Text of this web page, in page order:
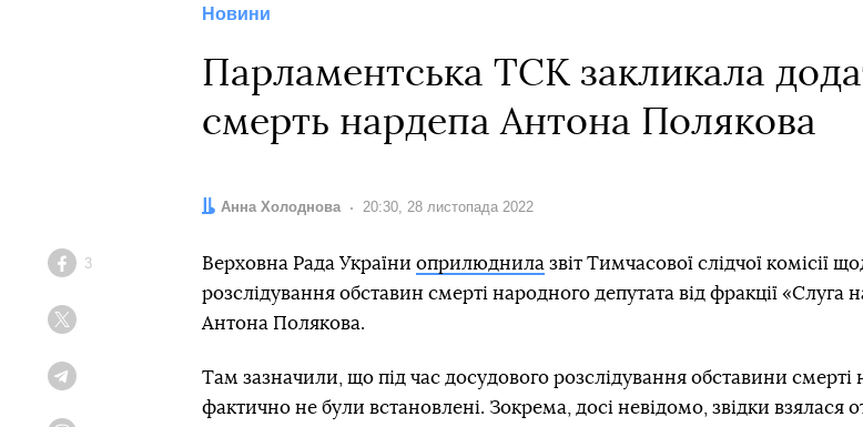
Новини
Парламентська ТСК закликала
смерть нардепа Антона Полякова
Автор:
Анна Холоднова Дата:
20:30, 28 листопада 2022
Facebook
3 Верховна Рада України оприлюднила звіт Тимчасової слідчої комісії
розслідування обставин смерті народного депутата від фракції «Слуга
Антона Полякова.
Там зазначили, що під час досудового розслідування обставини смерті
фактично не були встановлені. Зокрема, досі невідомо, звідки взялася